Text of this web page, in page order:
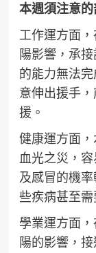
本週須注意的
工作運方面
陽影響，承
的能力無法
意伸出援手
援。
健康運方面
血光之災，
及感冒的機
些疾病甚至需
學業運方面
陽的影響，